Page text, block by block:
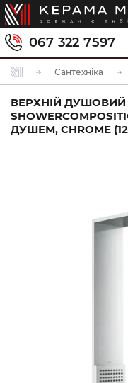
067 322 7597
Сантехніка
ВЕРХНІЙ ДУШОВИЙ
ДУШЕМ, CHROME